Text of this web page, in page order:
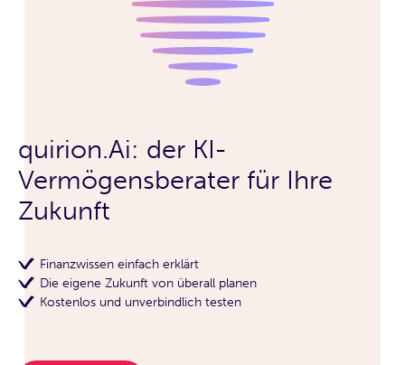
quirion.Ai: der KI-
Vermögensberater für Ihre
Zukunft
Finanzwissen einfach erklärt
Die eigene Zukunft von überall planen
Kostenlos und unverbindlich testen